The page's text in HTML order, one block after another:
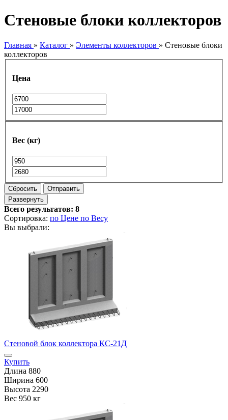
Стеновые блоки коллекторов
Главная » Каталог » Элементы коллекторов » Стеновые блоки
коллекторов
Цена
Вес (кг)
Сбросить
Отправить
Развернуть
Всего результатов: 8
Сортировка: по Цене по Весу
Вы выбрали:
Стеновой блок коллектора КС-21Д
Купить
Длина 880
Ширина 600
Высота 2290
Вес 950 кг